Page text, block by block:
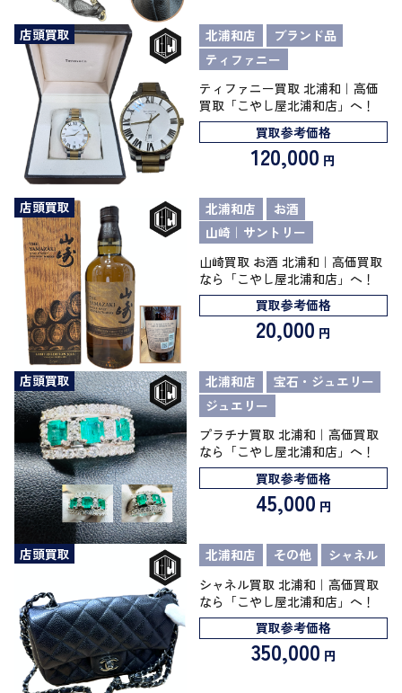
店頭買取 北浦和店
ブランド品
ティファニー
ティファニー買取 北浦和｜高価
買取「こやし屋北浦和店」へ！
買取参考価格
120,000 円
店頭買取 北浦和店
お酒
山崎｜サントリー
山崎買取 お酒 北浦和｜高価買取
なら「こやし屋北浦和店」へ！
買取参考価格
20,000 円
店頭買取 北浦和店
宝石・ジュエリー
ジュエリー
プラチナ買取 北浦和｜高価買取
なら「こやし屋北浦和店」へ！
買取参考価格
45,000 円
店頭買取 北浦和店 その他
シャネル
シャネル買取 北浦和｜高価買取
なら「こやし屋北浦和店」へ！
買取参考価格
350,000 円